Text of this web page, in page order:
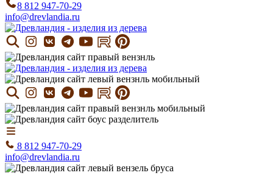
8 812 947-70-29
info@drevlandia.ru
8 812 947-70-29
info@drevlandia.ru